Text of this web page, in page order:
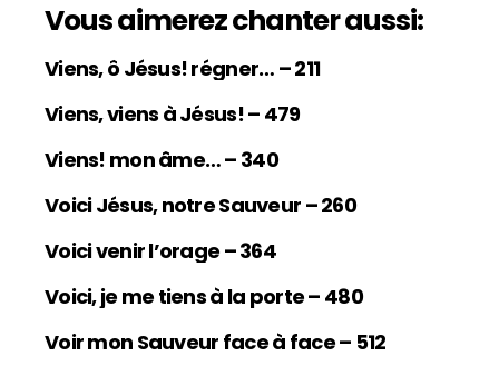
Vous aimerez chanter aussi:
Viens, ô Jésus! régner… – 211
Viens, viens à Jésus! – 479
Viens! mon âme… – 340
Voici Jésus, notre Sauveur – 260
Voici venir l’orage – 364
Voici, je me tiens à la porte – 480
Voir mon Sauveur face à face – 512